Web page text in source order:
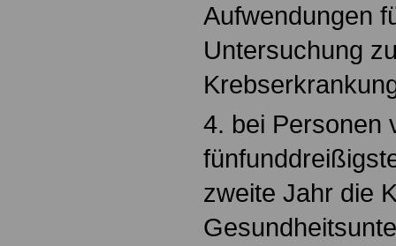
Aufwendungen
Untersuchung
4. bei Personen
zweite Jahr die